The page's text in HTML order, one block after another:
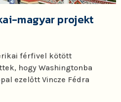
magyar projekt
férfivel kötött
hogy Washingtonba
ezelőtt Vincze Fédra